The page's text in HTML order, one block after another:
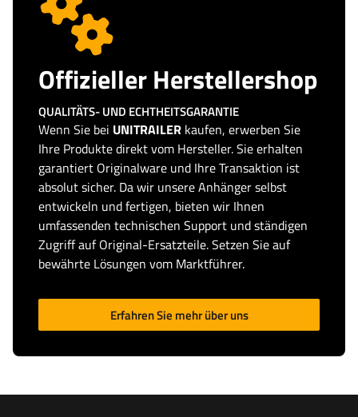
Offizieller Herstellershop
QUALITÄTS- UND ECHTHEITSGARANTIE
Wenn Sie bei UNITRAILER kaufen, erwerben Sie
Ihre Produkte direkt vom Hersteller. Sie erhalten
garantiert Originalware und Ihre Transaktion ist
absolut sicher. Da wir unsere Anhänger selbst
entwickeln und fertigen, bieten wir Ihnen
umfassenden technischen Support und ständigen
Zugriff auf Original-Ersatzteile. Setzen Sie auf
bewährte Lösungen vom Marktführer.
Erfahren Sie mehr über uns